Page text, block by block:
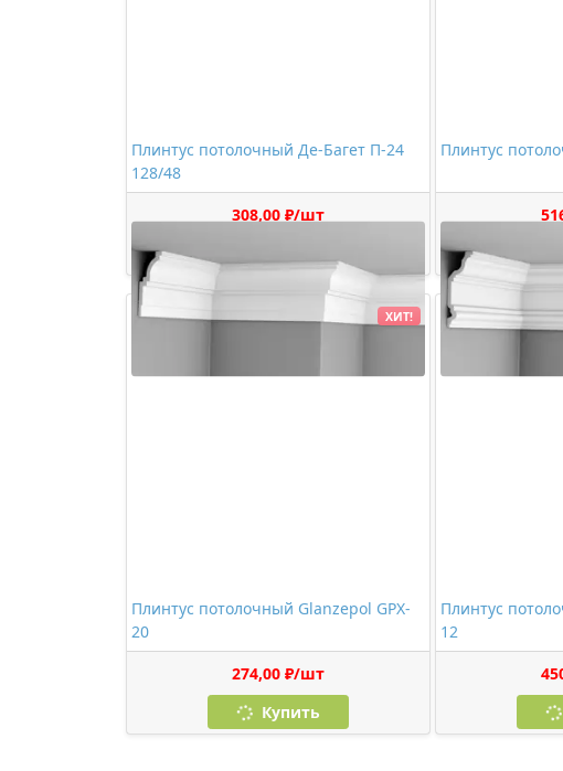
Плинтус потолочный Де-Багет П-24
128/48
308,00 ₽/шт
Плинтус
Плинтус потолочный Glanzepol GPX-
20
274,00 ₽/шт
Купить
ХИТ!
Плинтус
12